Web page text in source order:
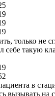
только не
себе такую
в
вызывать на